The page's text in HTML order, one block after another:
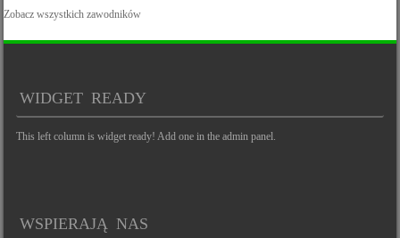
Zobacz wszystkich zawodników
WIDGET READY
This left column is widget ready! Add one in the admin panel.
WSPIERAJĄ NAS